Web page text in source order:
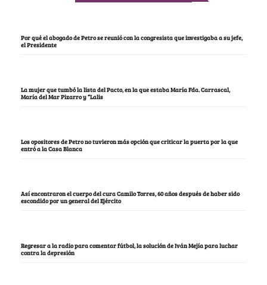
Por qué el abogado de Petro se reunió con la congresista que investigaba a su jefe,
el Presidente
La mujer que tumbó la lista del Pacto, en la que estaba María Fda. Carrascal,
María del Mar Pizarro y “Lalis
Los opositores de Petro no tuvieron más opción que criticar la puerta por la que
entró a la Casa Blanca
Así encontraron el cuerpo del cura Camilo Torres, 60 años después de haber sido
escondido por un general del Ejército
Regresar a la radio para comentar fútbol, la solución de Iván Mejía para luchar
contra la depresión